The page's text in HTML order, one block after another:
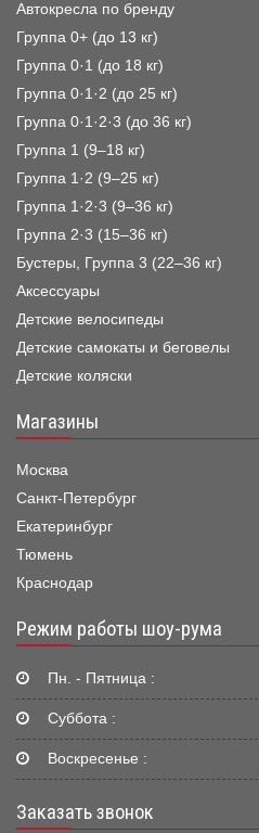
Автокресла по бренду
Группа 0+ (до 13 кг)
Группа 0·1 (до 18 кг)
Группа 0·1·2 (до 25 кг)
Группа 0·1·2·3 (до 36 кг)
Группа 1 (9–18 кг)
Группа 1·2 (9–25 кг)
Группа 1·2·3 (9–36 кг)
Группа 2·3 (15–36 кг)
Бустеры, Группа 3 (22–36 кг)
Аксессуары
Детские велосипеды
Детские самокаты и беговелы
Детские коляски
Магазины
Москва
Санкт-Петербург
Екатеринбург
Тюмень
Краснодар
Режим работы шоу-рума
Пн. - Пятница :
Суббота :
Воскресенье :
Заказать звонок